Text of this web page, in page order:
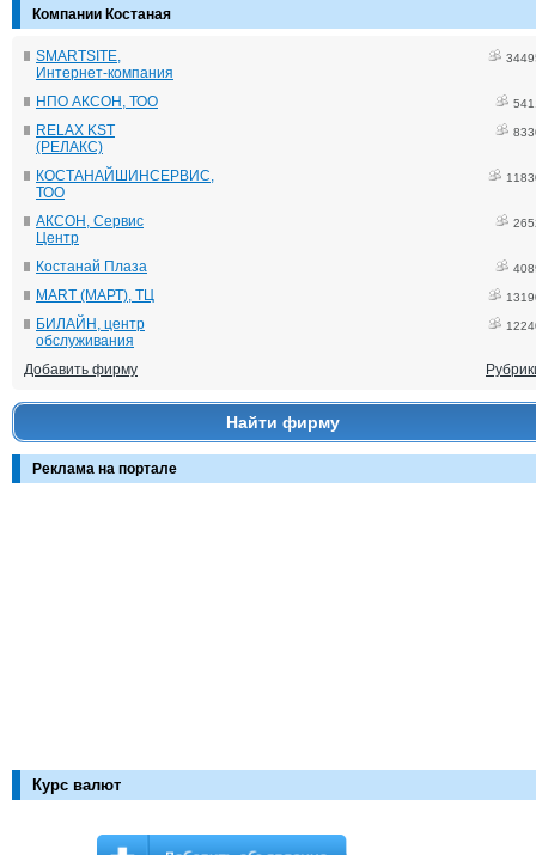
Компании Костаная
SMARTSITE,
Интернет-компания
НПО АКСОН, ТОО
RELAX KST
(РЕЛАКС)
КОСТАНАЙШИНСЕРВИС,
ТОО
АКСОН, Сервис
Центр
Костанай Плаза
MART (МАРТ), ТЦ
БИЛАЙН, центр
обслуживания
Добавить фирму
Найти фирму
Реклама на портале
Курс валют